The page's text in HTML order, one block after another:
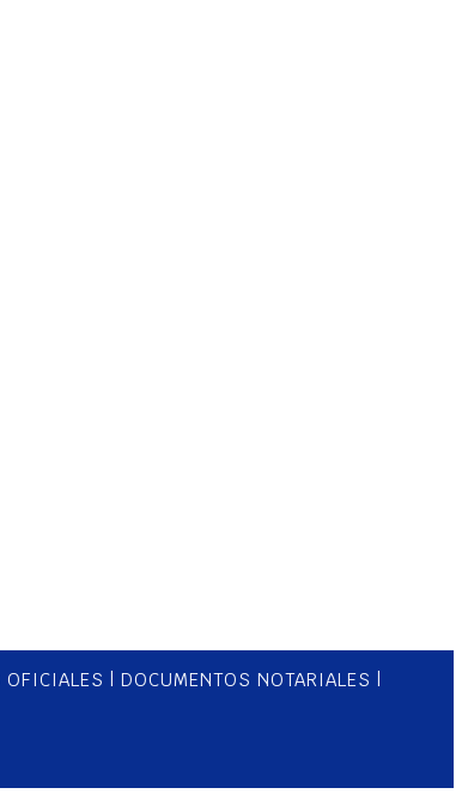
OFICIALES DOCUMENTOS NOTARIALES